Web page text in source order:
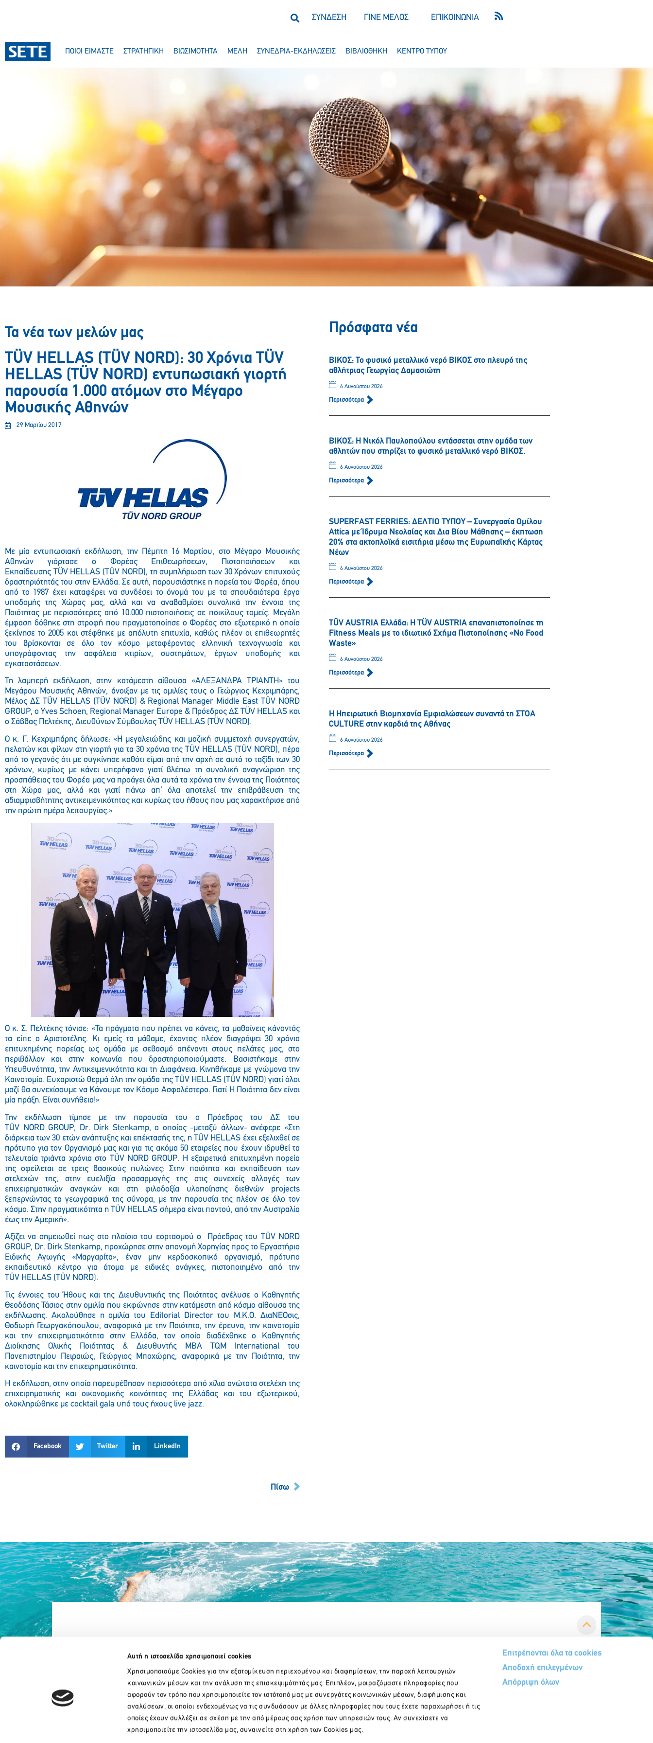
Αυτή η ιστοσελίδα χρησιμοποιεί cookies
Χρησιμοποιούμε Cookies για την εξατομίκευση περιεχομένου και διαφημίσεων, την παροχή λειτουργιών
κοινωνικών μέσων και την ανάλυση της επισκεψιμότητάς μας. Επιπλέον, μοιραζόμαστε πληροφορίες που
αφορούν τον τρόπο που χρησιμοποιείτε τον ιστότοπό μας με συνεργάτες κοινωνικών μέσων, διαφήμισης και
αναλύσεων, οι οποίοι ενδεχομένως να τις συνδυάσουν με άλλες πληροφορίες που τους έχετε παραχωρήσει ή τις
οποίες έχουν συλλέξει σε σχέση με την από μέρους σας χρήση των υπηρεσιών τους. Αν συνεχίσετε να
χρησιμοποιείτε την ιστοσελίδα μας, συναινείτε στη χρήση των Cookies μας.
Επιτρέπονται όλα τα cookies
Αποδοχή επιλεγμένων
Απόρριψη όλων
ΣΥΝΔΕΣΗ ΓΙΝΕ ΜΕΛΟΣ ΕΠΙΚΟΙΝΩΝΙΑ
ΠΟΙΟΙ ΕΙΜΑΣΤΕ ΣΤΡΑΤΗΓΙΚΗ ΒΙΩΣΙΜΟΤΗΤΑ ΜΕΛΗ ΣΥΝΕΔΡΙΑ-ΕΚΔΗΛΩΣΕΙΣ ΒΙΒΛΙΟΘΗΚΗ ΚΕΝΤΡΟ ΤΥΠΟΥ
Τα νέα των μελών μας
TÜV HELLAS (TÜV NORD): 30 Χρόνια TÜV
HELLAS (TÜV NORD) εντυπωσιακή γιορτή
παρουσία 1.000 ατόμων στο Μέγαρο
Μουσικής Αθηνών
29 Μαρτίου 2017
Με μία εντυπωσιακή εκδήλωση, την Πέμπτη 16 Μαρτίου, στο Μέγαρο Μουσικής
Αθηνών γιόρτασε ο
Φορέας Επιθεωρήσεων, Πιστοποιήσεων και
Εκπαίδευσης TÜV HELLAS (TÜV NORD), τη συμπλήρωση των 30 Χρόνων επιτυχούς
δραστηριότητάς του στην Ελλάδα. Σε αυτή, παρουσιάστηκε η πορεία του Φορέα, όπου
από το 1987 έχει καταφέρει να συνδέσει το όνομά του με τα σπουδαιότερα έργα
υποδομής της Χώρας μας, αλλά και να αναβαθμίσει συνολικά την έννοια της
Ποιότητας με περισσότερες από 10.000 πιστοποιήσεις σε ποικίλους τομείς. Μεγάλη
έμφαση δόθηκε στη στροφή που πραγματοποίησε ο Φορέας στο εξωτερικό η οποία
ξεκίνησε το 2005 και στέφθηκε με απόλυτη επιτυχία, καθώς πλέον οι επιθεωρητές
του βρίσκονται σε όλο τον κόσμο μεταφέροντας ελληνική τεχνογνωσία και
υπογράφοντας την ασφάλεια κτιρίων, συστημάτων, έργων υποδομής και
εγκαταστάσεων.
Τη λαμπερή εκδήλωση, στην κατάμεστη αίθουσα «ΑΛΕΞΑΝΔΡΑ ΤΡΙΑΝΤΗ» του
Μεγάρου Μουσικής Αθηνών, άνοιξαν με τις ομιλίες τους ο Γεώργιος Κεχριμπάρης,
Μέλος ΔΣ TÜV HELLAS (TÜV NORD) & Regional Manager Middle East TÜV NORD
GROUP, ο Υves Schoen, Regional Manager Europe & Πρόεδρος ΔΣ TÜV HELLAS και
ο Σάββας Πελτέκης, Διευθύνων Σύμβουλος TÜV HELLAS (TÜV NORD).
Ο κ. Γ. Κεχριμπάρης δήλωσε: «Η μεγαλειώδης και μαζική συμμετοχή συνεργατών,
πελατών και φίλων στη γιορτή για τα 30 χρόνια της TÜV HELLAS (TÜV NORD), πέρα
από το γεγονός ότι με συγκίνησε καθότι είμαι από την αρχή σε αυτό το ταξίδι των 30
χρόνων, κυρίως με κάνει υπερήφανο γιατί βλέπω τη συνολική αναγνώριση της
προσπάθειας του Φορέα μας να προάγει όλα αυτά τα χρόνια την έννοια της Ποιότητας
στη Χώρα μας, αλλά και γιατί πάνω απ’ όλα αποτελεί την επιβράβευση της
αδιαμφισβήτητης αντικειμενικότητας και κυρίως του ήθους που μας χαρακτήρισε από
την πρώτη ημέρα λειτουργίας.»
Ο κ. Σ. Πελτέκης τόνισε: «Τα πράγματα που πρέπει να κάνεις, τα μαθαίνεις κάνοντάς
τα είπε ο Αριστοτέλης. Κι εμείς τα μάθαμε, έχοντας πλέον διαγράψει 30 χρόνια
επιτυχημένης πορείας ως ομάδα με σεβασμό απέναντι στους πελάτες μας, στο
περιβάλλον και στην κοινωνία που δραστηριοποιούμαστε. Βασιστήκαμε στην
Υπευθυνότητα, την Αντικειμενικότητα και τη Διαφάνεια. Κινηθήκαμε με γνώμονα την
Καινοτομία. Ευχαριστώ θερμά όλη την ομάδα της TÜV HELLAS (T ÜV NORD) γιατί όλοι
μαζί θα συνεχίσουμε να Κάνουμε τον Κόσμο Ασφαλέστερο. Γιατί Η Ποιότητα δεν είναι
μία πράξη. Είναι συνήθεια!»
Την εκδήλωση τίμησε με την παρουσία του ο Πρόεδρος του ΔΣ του
TÜV NORD GROUP, Dr. Dirk Stenkamp, o οποίος -μεταξύ άλλων- ανέφερε «Στη
διάρκεια των 30 ετών ανάπτυξης και επέκτασής της, η TÜV HELLAS έχει εξελιχθεί σε
πρότυπο για τον Οργανισμό μας και για τις ακόμα 50 εταιρείες που έχουν ιδρυθεί τα
τελευταία τριάντα χρόνια στο TÜV NORD GROUP. Η εξαιρετικά επιτυχημένη πορεία
της οφείλεται σε τρεις βασικούς πυλώνες: Στην ποιότητα και εκπαίδευση των
στελεχών της, στην ευελιξία προσαρμογής της στις συνεχείς αλλαγές των
επιχειρηματικών αναγκών και στη φιλοδοξία υλοποίησης διεθνών projects
ξεπερνώντας τα γεωγραφικά της σύνορα, με την παρουσία της πλέον σε όλο τον
κόσμο. Στην πραγματικότητα η TÜV HELLAS σήμερα είναι παντού, από την Αυστραλία
έως την Αμερική».
Αξίζει να σημειωθεί πως στο πλαίσιο του εορτασμού ο Πρόεδρος του TÜV NORD
GROUP, Dr. Dirk Stenkamp, προχώρησε στην απονομή Χορηγίας προς το Εργαστήριο
Ειδικής Αγωγής «Μαργαρίτα», έναν μην κερδοσκοπικό οργανισμό, πρότυπο
εκπαιδευτικό κέντρο για άτομα με ειδικές ανάγκες, πιστοποιημένο από την
T ÜV HELLAS (T ÜV NORD).
Τις έννοιες του Ήθους και της Διευθυντικής της Ποιότητας ανέλυσε ο Καθηγητής
Θεοδόσης Τάσιος στην ομιλία που εκφώνησε στην κατάμεστη από κόσμο αίθουσα της
εκδήλωσης. Ακολούθησε η ομιλία του
Editorial Directorτου Μ.Κ.Ο. ΔιαΝΕΟσις,
Θοδωρή Γεωργακόπουλου, αναφορικά με την Ποιότητα, την έρευνα, την καινοτομία
και την επιχειρηματικότητα στην Ελλάδα, τον οποίο διαδέχθηκε ο Καθηγητής
Διοίκησης Ολικής Ποιότητας & Διευθυντής
MBA TQM International του
Πανεπιστημίου Πειραιώς, Γεώργιος Μποχώρης, αναφορικά με την Ποιότητα, την
καινοτομία και την επιχειρηματικότητα.
Η εκδήλωση, στην οποία παρευρέθησαν περισσότερα από χίλια ανώτατα στελέχη της
επιχειρηματικής και οικονομικής κοινότητας της Ελλάδας και του εξωτερικού,
ολοκληρώθηκε με cocktail gala υπό τους ήχους live jazz.
Facebook Twitter LinkedIn
Πίσω
Πρόσφατα νέα
ΒΙΚΟΣ: Το φυσικό μεταλλικό νερό ΒΙΚΟΣ στο πλευρό της
αθλήτριας Γεωργίας Δαμασιώτη
6 Αυγούστου 2026
Περισσότερα
ΒΙΚΟΣ: Η Νικόλ Παυλοπούλου εντάσσεται στην ομάδα των
αθλητών που στηρίζει το φυσικό μεταλλικό νερό ΒΙΚΟΣ.
6 Αυγούστου 2026
Περισσότερα
SUPERFAST FERRIES: ΔΕΛΤΙΟ ΤΥΠΟΥ – Συνεργασία Ομίλου
Attica με Ίδρυμα Νεολαίας και Δια Βίου Μάθησης – έκπτωση
20% στα ακτοπλοϊκά εισιτήρια μέσω της Ευρωπαϊκής Κάρτας
Νέων
6 Αυγούστου 2026
Περισσότερα
TÜV AUSTRIA Ελλάδα: Η TÜV AUSTRIA επαναπιστοποίησε τη
Fitness Meals με το ιδιωτικό Σχήμα Πιστοποίησης «No Food
Waste»
6 Αυγούστου 2026
Περισσότερα
Η Ηπειρωτική Βιομηχανία Εμφιαλώσεων συναντά τη ΣΤΟΑ
CULTURE στην καρδιά της Αθήνας
6 Αυγούστου 2026
Περισσότερα
Εγγραφή στο newsletter